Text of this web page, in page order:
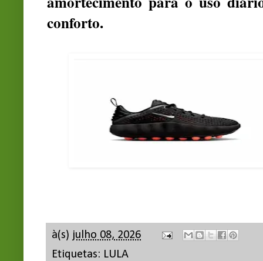
conforto.
à(s) julho 08, 2026
Etiquetas: LULA